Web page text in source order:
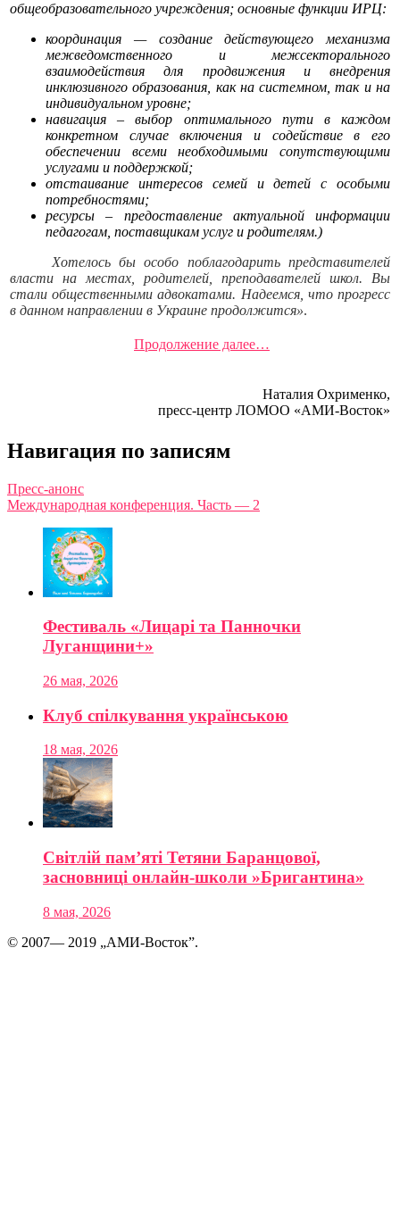
общеобразовательного учреждения; основные функции ИРЦ:
координация — создание действующего механизма
межведомственного и межсекторального
взаимодействия для продвижения и внедрения
инклюзивного образования, как на системном, так и на
индивидуальном уровне;
навигация – выбор оптимального пути в каждом
конкретном случае включения и содействие в его
обеспечении всеми необходимыми сопутствующими
услугами и поддержкой;
отстаивание интересов семей и детей с особыми
потребностями;
ресурсы – предоставление актуальной информации
педагогам, поставщикам услуг и родителям.)
Хотелось бы особо поблагодарить представителей
власти на местах, родителей, преподавателей школ. Вы
стали общественными адвокатами. Надеемся, что прогресс
в данном направлении в Украине продолжится».
Продолжение далее…
Наталия Охрименко,
пресс-центр ЛОМОО «АМИ-Восток»
Навигация по записям
Пресс-анонс
Международная конференция. Часть — 2
Фестиваль «Лицарі та Панночки
Луганщини+»
26 мая, 2026
Клуб спілкування українською
18 мая, 2026
Світлій пам’яті Тетяни Баранцової,
засновниці онлайн-школи »Бригантина»
8 мая, 2026
© 2007— 2019 „АМИ-Восток”.